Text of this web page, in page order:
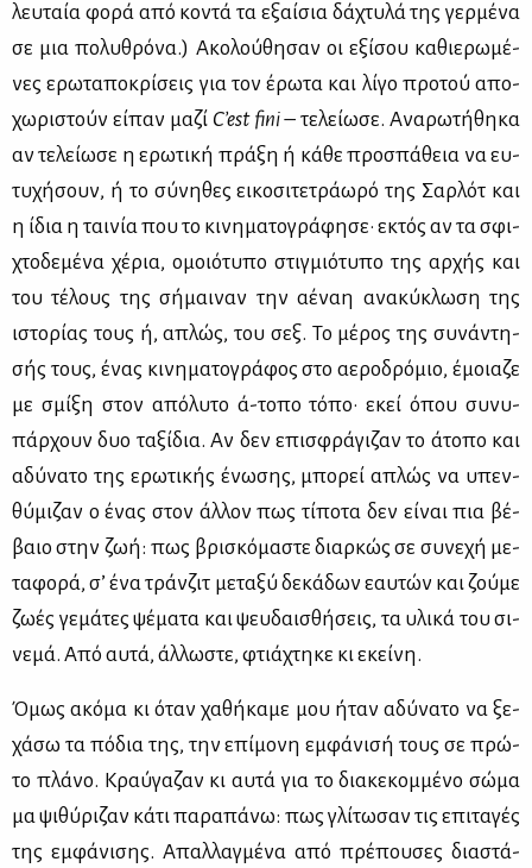
λευ­ταία φο­ρά από κο­ντά τα εξαί­σια δά­χτυ­λά της γερ­μέ­να
σε μια πο­λυ­θρό­να.) Ακο­λού­θη­σαν οι εξί­σου κα­θιε­ρω­μέ­
νες ερω­τα­πο­κρί­σεις για τον έρω­τα και λί­γο προ­τού απο­
χω­ρι­στούν εί­παν μα­ζί C’est fini– τε­λεί­ω­σε. Ανα­ρω­τή­θη­κα
αν τε­λεί­ω­σε η ερω­τι­κή πρά­ξη ή κά­θε προ­σπά­θεια να ευ­
τυ­χή­σουν, ή το σύ­νη­θες ει­κο­σι­τε­τρά­ω­ρό της Σαρ­λότ και
η ίδια η ται­νία που το κι­νη­μα­το­γρά­φη­σε· εκτός αν τα σφι­
χτο­δε­μέ­να χέ­ρια, ομοιό­τυ­πο στιγ­μιό­τυ­πο της αρ­χής και
του τέ­λους της σή­μαι­ναν την αέ­ναη ανα­κύ­κλω­ση της
ιστο­ρί­ας τους ή, απλώς, του σεξ. Το μέ­ρος της συ­νά­ντη­
σής τους, ένας κι­νη­μα­το­γρά­φος στο αε­ρο­δρό­μιο, έμοια­ζε
με σμί­ξη στον από­λυ­το ά-το­πο τό­πο· εκεί όπου συ­νυ­
πάρ­χουν δυο τα­ξί­δια. Αν δεν επι­σφρά­γι­ζαν το άτο­πο και
αδύ­να­το της ερω­τι­κής ένω­σης, μπο­ρεί απλώς να υπεν­
θύ­μι­ζαν ο ένας στον άλ­λον πως τί­πο­τα δεν εί­ναι πια βέ­
βαιο στην ζωή: πως βρι­σκό­μα­στε διαρ­κώς σε συ­νε­χή με­
τα­φο­ρά, σ’ ένα τράν­ζιτ με­τα­ξύ δε­κά­δων εαυ­τών και ζού­με
ζω­ές γε­μά­τες ψέ­μα­τα και ψευ­δαι­σθή­σεις, τα υλι­κά του σι­
νε­μά. Από αυ­τά, άλ­λω­στε, φτιά­χτη­κε κι εκεί­νη.
Όμως ακό­μα κι όταν χα­θή­κα­με μου ήταν αδύ­να­το να ξε­
χά­σω τα πό­δια της, την επί­μο­νη εμ­φά­νι­σή τους σε πρώ­
το πλά­νο. Κραύ­γα­ζαν κι αυ­τά για το δια­κε­κομ­μέ­νο σώ­μα
μα ψι­θύ­ρι­ζαν κά­τι πα­ρα­πά­νω: πως γλί­τω­σαν τις επι­τα­γές
της εμ­φά­νι­σης. Απαλ­λαγ­μέ­να από πρέ­που­σες δια­στά­